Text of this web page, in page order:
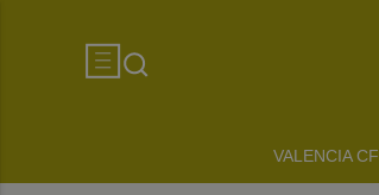
VALENCIA CF